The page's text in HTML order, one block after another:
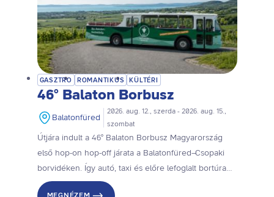
GASZTRO ROMANTIKUS KÜLTÉRI
46° Balaton Borbusz
Balatonfüred
2026. aug. 12., szerda - 2026. aug. 15.,
szombat
Útjára indult a 46° Balaton Borbusz Magyarország
első hop-on hop-off járata a Balatonfüred–Csopaki
borvidéken. Így autó, taxi és előre lefoglalt bortúra
nélkül, a saját tempótokban fedezhetitek fel a régió